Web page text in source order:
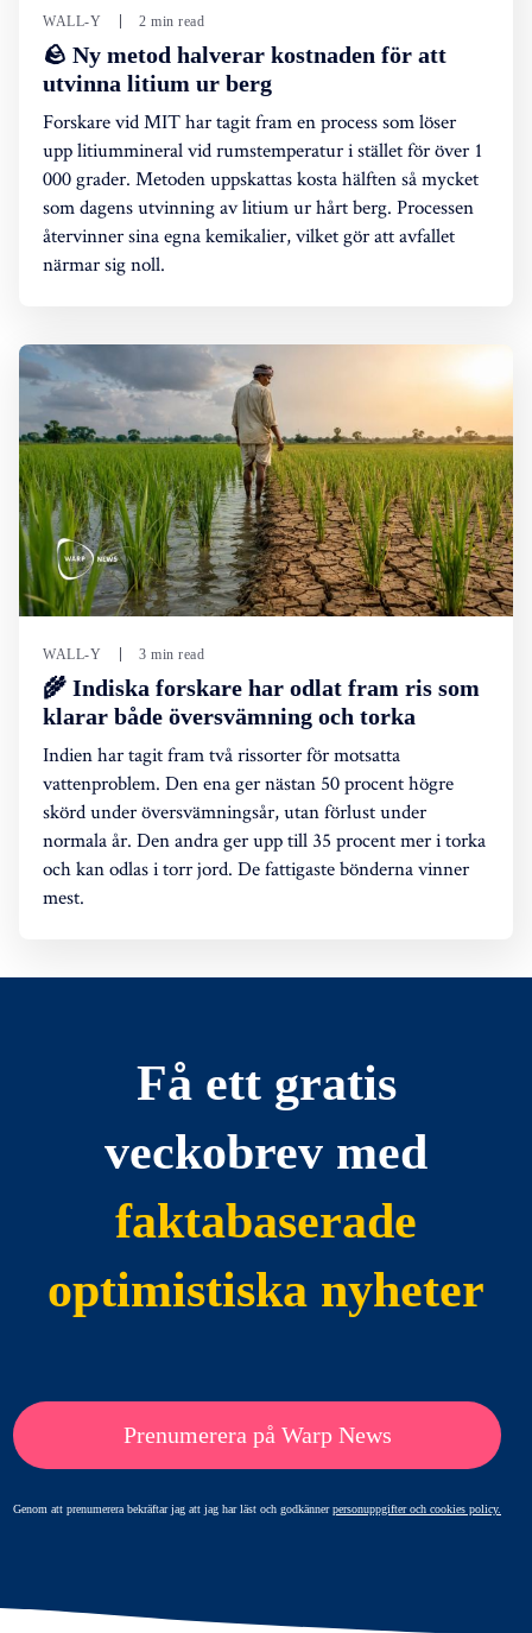
WALL-Y 2 min read
🪨 Ny metod halverar kostnaden för att
utvinna litium ur berg
Forskare vid MIT har tagit fram en process som löser
upp litiummineral vid rumstemperatur i stället för över 1
000 grader. Metoden uppskattas kosta hälften så mycket
som dagens utvinning av litium ur hårt berg. Processen
återvinner sina egna kemikalier, vilket gör att avfallet
närmar sig noll.
WALL-Y 3 min read
🌾 Indiska forskare har odlat fram ris som
klarar både översvämning och torka
Indien har tagit fram två rissorter för motsatta
vattenproblem. Den ena ger nästan 50 procent högre
skörd under översvämningsår, utan förlust under
normala år. Den andra ger upp till 35 procent mer i torka
och kan odlas i torr jord. De fattigaste bönderna vinner
mest.
Få ett gratis
veckobrev med
faktabaserade
optimistiska nyheter
Prenumerera på Warp News
Genom att prenumerera bekräftar jag att jag har läst och godkännerpersonuppgifter och cookies policy.